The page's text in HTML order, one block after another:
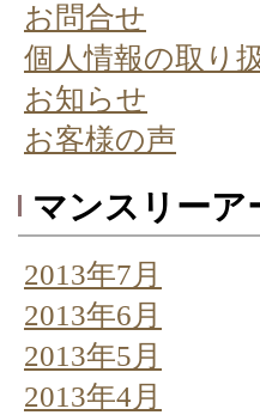
お問合せ
個人情報の取り
お知らせ
お客様の声
マンスリーア
2013年7月
2013年6月
2013年5月
2013年4月